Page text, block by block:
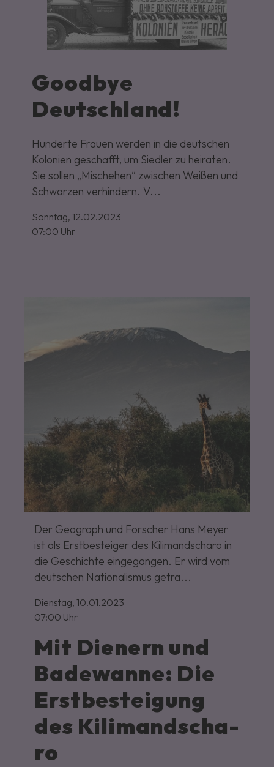
Goodbye
Deutschland!
Hunderte Frauen werden in die deutschen
Kolonien geschafft, um Siedler zu heiraten.
Sie sollen „Mischehen“ zwischen Weißen und
Schwarzen verhindern. V...
Sonntag, 12.02.2023
07:00 Uhr
Mit Die­nern und
Ba­de­wan­ne: Die
Erst­be­stei­gung
des Ki­li­man­dscha­
ro
Der Geograph und Forscher Hans Meyer
ist als Erstbesteiger des Kilimandscharo in
die Geschichte eingegangen. Er wird vom
deutschen Nationalismus getra...
Dienstag, 10.01.2023
07:00 Uhr